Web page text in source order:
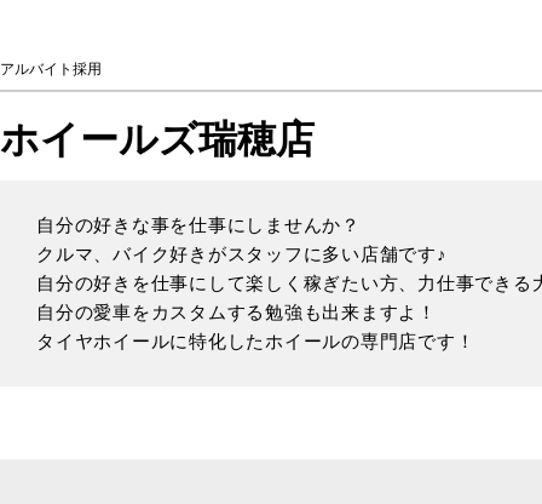
アルバイト採用
ホイールズ瑞穂店
自分の好きな事を仕事にしませんか？
クルマ、バイク好きがスタッフに多い店舗です♪
自分の好きを仕事にして楽しく稼ぎたい方、力仕事できる
自分の愛車をカスタムする勉強も出来ますよ！
タイヤホイールに特化したホイールの専門店です！